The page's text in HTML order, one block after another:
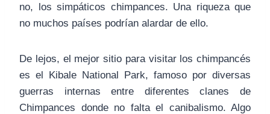
no, los simpáticos chimpances. Una riqueza que
no muchos países podrían alardar de ello.
De lejos, el mejor sitio para visitar los chimpancés
es el Kibale National Park, famoso por diversas
guerras internas entre diferentes clanes de
Chimpances donde no falta el canibalismo. Algo